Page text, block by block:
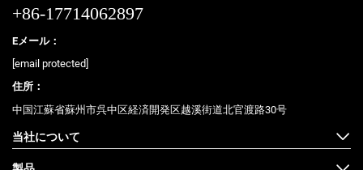
+86-17714062897
Eメール：
[email protected]
住所：
中国江蘇省蘇州市呉中区経済開発区越溪街道北官渡路30号
当社について